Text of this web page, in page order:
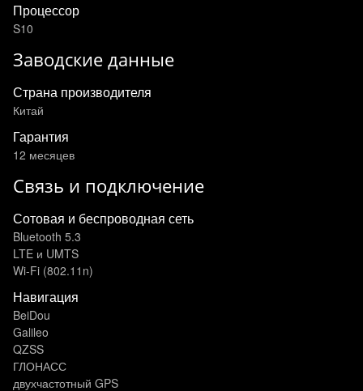
Процессор
S10
Заводские данные
Страна производителя
Китай
Гарантия
12 месяцев
Связь и подключение
Сотовая и беспроводная сеть
Bluetooth 5.3
LTE и UMTS
Wi-Fi (802.11n)
Навигация
BeiDou
Galileo
QZSS
ГЛОНАСС
двухчастотный GPS